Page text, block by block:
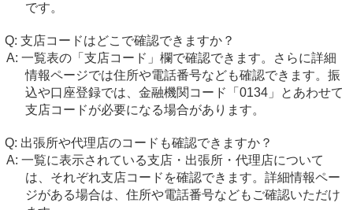
です。
支店コードはどこで確認できますか？
一覧表の「支店コード」欄で確認できます。さらに詳細
情報ページでは住所や電話番号なども確認できます。振
込や口座登録では、金融機関コード「0134」とあわせて
支店コードが必要になる場合があります。
出張所や代理店のコードも確認できますか？
一覧に表示されている支店・出張所・代理店について
は、それぞれ支店コードを確認できます。詳細情報ペー
ジがある場合は、住所や電話番号などもご確認いただけ